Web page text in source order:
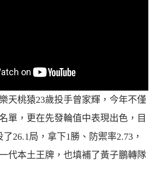
天桃猿23歲投手曾家輝，今年不僅
單，更在先發輪值中表現出色，目
26.1局，拿下1勝、防禦率2.73，
代本土王牌，也填補了黃子鵬轉隊